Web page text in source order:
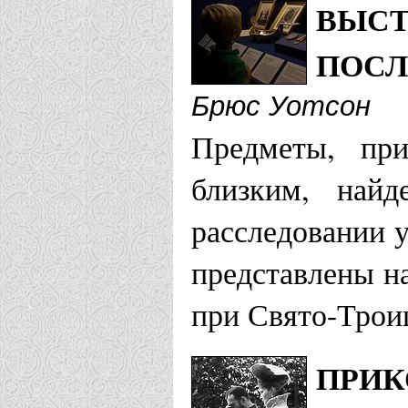
Георгиевская
Храм
Русское 1
Храм
с.
Гомельская
Храм
Брюс Уотсон
Предметы,
близким,
расследовании
представлены
при Свято-